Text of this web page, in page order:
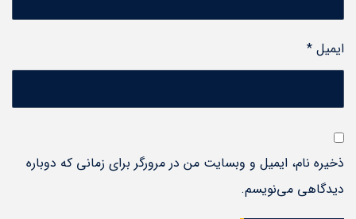
ایمیل *
ذخیره نام، ایمیل و وبسایت من در مرورگر برای زمانی که دوباره
دیدگاهی می‌نویسم.